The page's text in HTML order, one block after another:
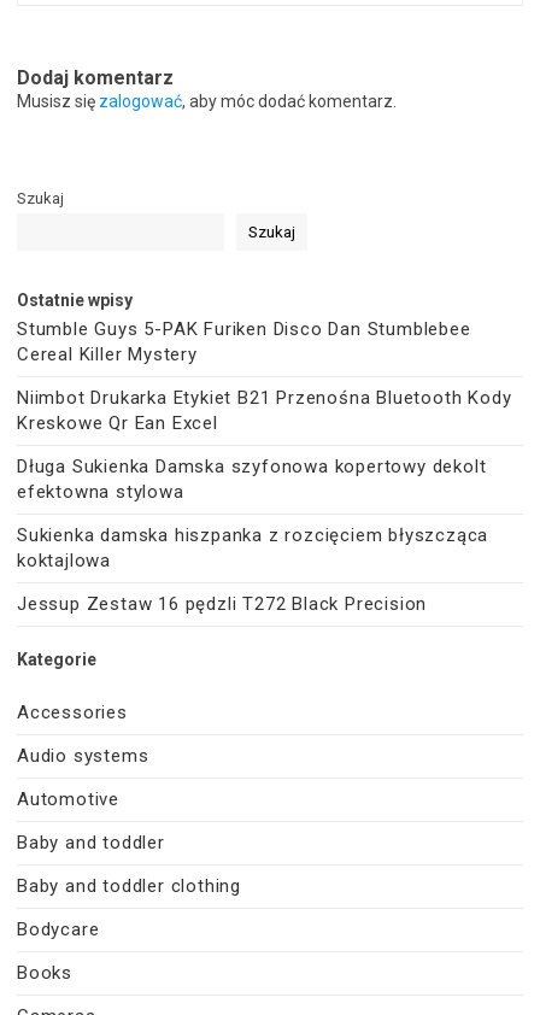
Dodaj komentarz
Musisz się zalogować, aby móc dodać komentarz.
Szukaj
Szukaj
Ostatnie wpisy
Stumble Guys 5-PAK Furiken Disco Dan Stumblebee
Cereal Killer Mystery
Niimbot Drukarka Etykiet B21 Przenośna Bluetooth Kody
Kreskowe Qr Ean Excel
Długa Sukienka Damska szyfonowa kopertowy dekolt
efektowna stylowa
Sukienka damska hiszpanka z rozcięciem błyszcząca
koktajlowa
Jessup Zestaw 16 pędzli T272 Black Precision
Kategorie
Accessories
Audio systems
Automotive
Baby and toddler
Baby and toddler clothing
Bodycare
Books